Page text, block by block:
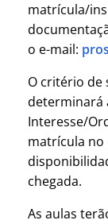
matrícula/
o e-mail:
O critério de
determinará
Interesse/
matrícula no
chegada.
As aulas